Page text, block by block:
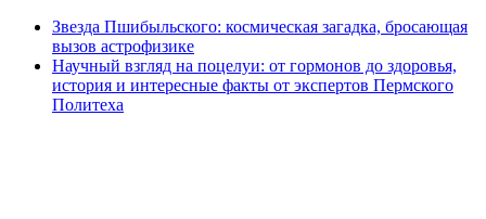
Звезда Пшибыльского: космическая загадка, бросающая
вызов астрофизике
Научный взгляд на поцелуи: от гормонов до здоровья,
история и интересные факты от экспертов Пермского
Политеха